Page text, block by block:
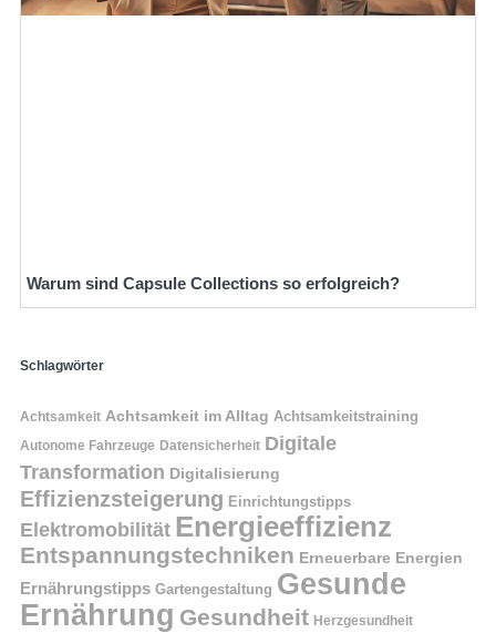
Warum sind Capsule Collections so erfolgreich?
Schlagwörter
Achtsamkeit Achtsamkeit im Alltag Achtsamkeitstraining
Autonome Fahrzeuge Datensicherheit Digitale
Transformation Digitalisierung
Effizienzsteigerung Einrichtungstipps
Elektromobilität Energieeffizienz
Entspannungstechniken Erneuerbare Energien
Ernährungstipps Gartengestaltung Gesunde
Ernährung Gesundheit Herzgesundheit